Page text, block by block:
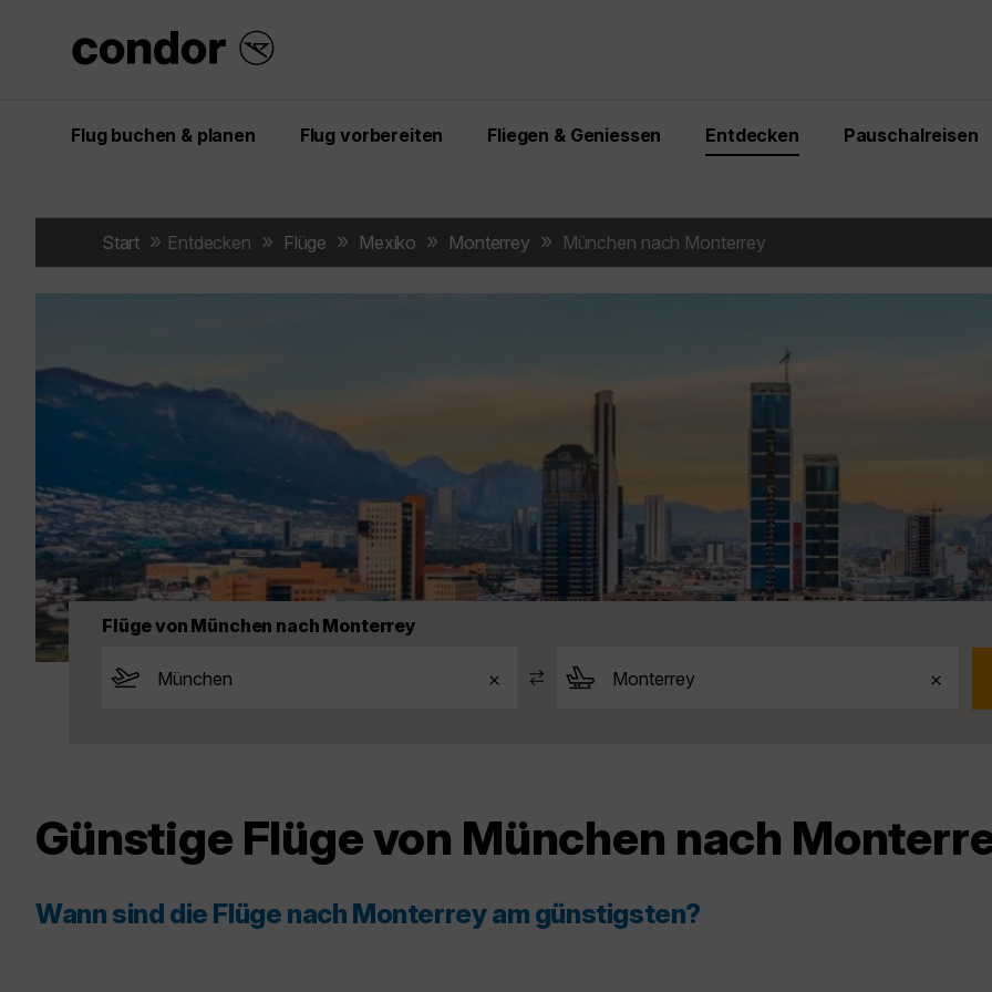
Flug buchen & planen Flug vorbereiten Fliegen & Geniessen Entdecken Pauschalreisen
Start Entdecken Flüge Mexiko Monterrey München nach Monterrey
Flüge von München nach Monterrey
Günstige Flüge von München nach
Wann sind die Flüge nach Monterrey am günstigsten?